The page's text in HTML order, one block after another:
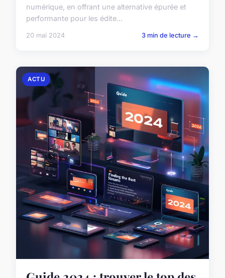
numérique, en offrant une alternative épurée et
performante pour les édite...
20 mai 2024 3 min de lecture →
ACTU